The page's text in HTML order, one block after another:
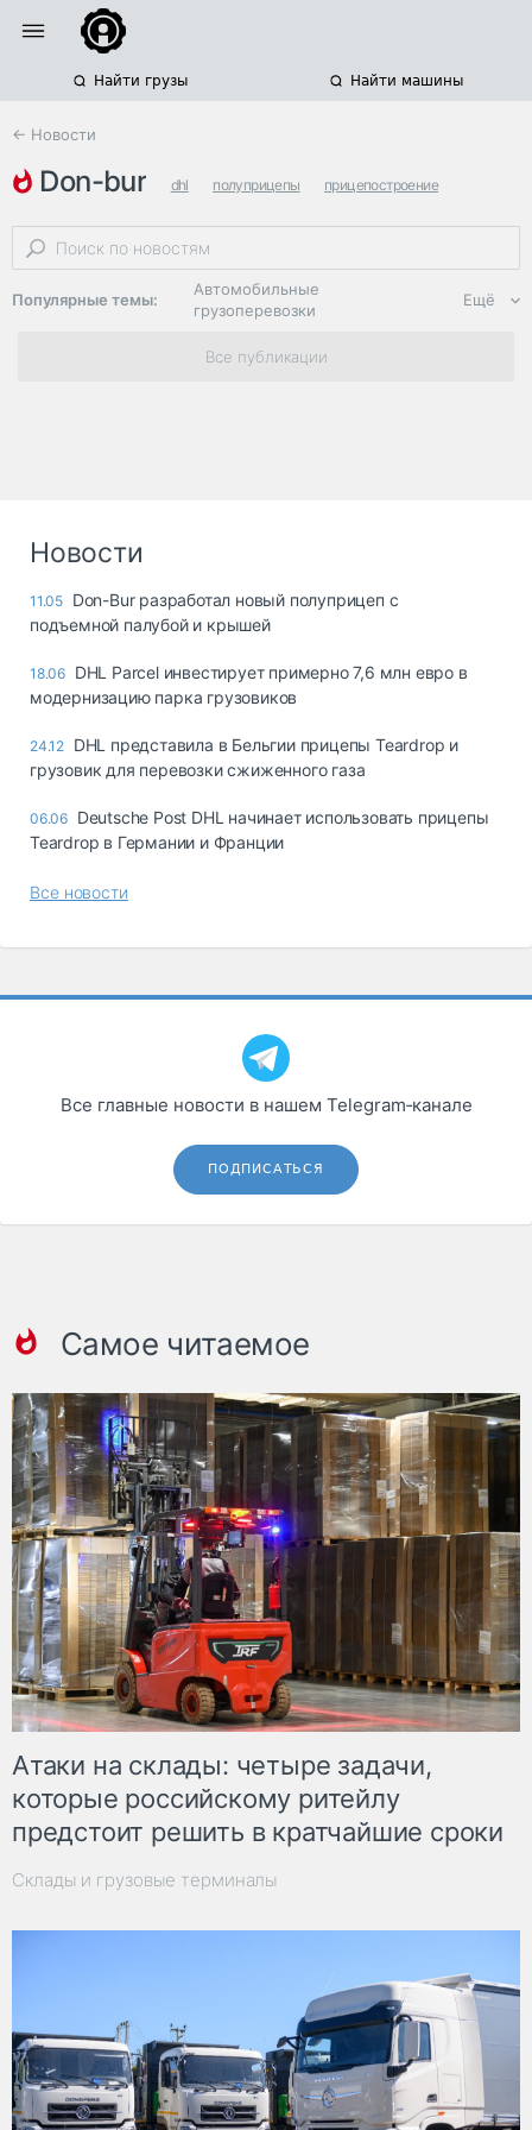
Найти грузы Найти машины
← Новости
don-bur dhl полуприцепы прицепостроение
Популярные темы:
Автомобильные
грузоперевозки
Региональная
логистика
опасные грузы
страхование
Склады и
грузовые
Коммерческий
транспорт
Топливо, масла и
Ещё
Все публикации
Новости
11.05 Don-Bur разработал новый полуприцеп с
подъемной палубой и крышей
18.06 DHL Parcel инвестирует примерно 7,6 млн евро в
модернизацию парка грузовиков
24.12 DHL представила в Бельгии прицепы Teardrop и
грузовик для перевозки сжиженного газа
06.06 Deutsche Post DHL начинает использовать прицепы
Teardrop в Германии и Франции
Все новости
Все главные новости в нашем Telegram‑канале
ПОДПИСАТЬСЯ
Самое читаемое
Атаки на склады: четыре задачи,
которые российскому ритейлу
предстоит решить в кратчайшие сроки
Склады и грузовые терминалы